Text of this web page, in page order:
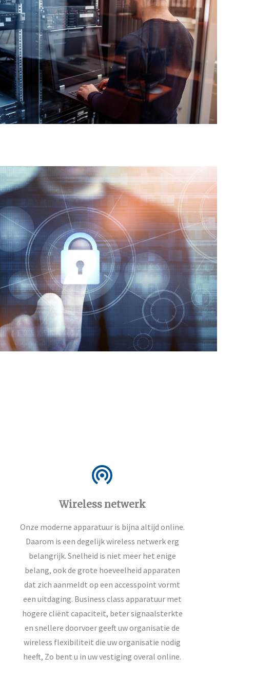
wifi_tethering
Wireless netwerk
Onze moderne apparatuur is bijna altijd online.
Daarom is een degelijk wireless netwerk erg
belangrijk. Snelheid is niet meer het enige
belang, ook de grote hoeveelheid apparaten
dat zich aanmeldt op een accesspoint vormt
een uitdaging. Business class apparatuur met
hogere cliënt capaciteit, beter signaalsterkte
en snellere doorvoer geeft uw organisatie de
wireless flexibiliteit die uw organisatie nodig
heeft, Zo bent u in uw vestiging overal online.